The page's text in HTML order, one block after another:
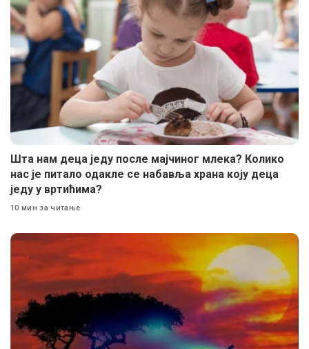
Шта нам деца једу после мајчиног млека? Колико
нас је питало одакле се набавља храна коју деца
једу у вртићима?
10 мин за читање